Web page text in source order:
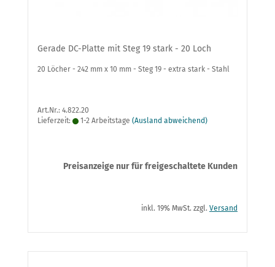
Gerade DC-Platte mit Steg 19 stark - 20 Loch
20 Löcher - 242 mm x 10 mm - Steg 19 - extra stark - Stahl
Art.Nr.: 4.822.20
Lieferzeit:
1-2 Arbeitstage (Ausland abweichend)
Preisanzeige nur für freigeschaltete Kunden
inkl. 19% MwSt. zzgl. Versand